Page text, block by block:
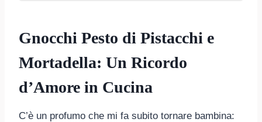
Gnocchi Pesto di Pistacchi e
Mortadella: Un Ricordo
d’Amore in Cucina
C’è un profumo che mi fa subito tornare bambina: